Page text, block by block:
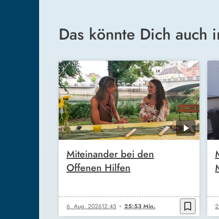
Das könnte Dich auch
Miteinander bei den
Offenen Hilfen
6. Aug. 202612:45 25:53 Min. bookmark_border